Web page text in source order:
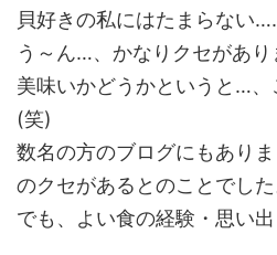
貝好きの私にはたまらない
う～ん…、かなりクセがあり
美味いかどうかというと…、
(笑)
数名の方のブログにもあり
のクセがあるとのことでした
でも、よい食の経験・思い出